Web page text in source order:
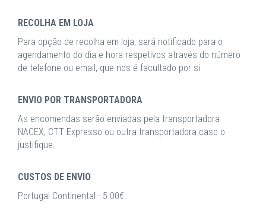
RECOLHA EM LOJA
Para opção de recolha em loja, será notificado para o
agendamento do dia e hora respetivos através do número
de telefone ou email, que nos é facultado por si.
ENVIO POR TRANSPORTADORA
As encomendas serão enviadas pela transportadora
NACEX, CTT Expresso ou outra transportadora caso o
justifique.
CUSTOS DE ENVIO
Portugal Continental - 5.00€